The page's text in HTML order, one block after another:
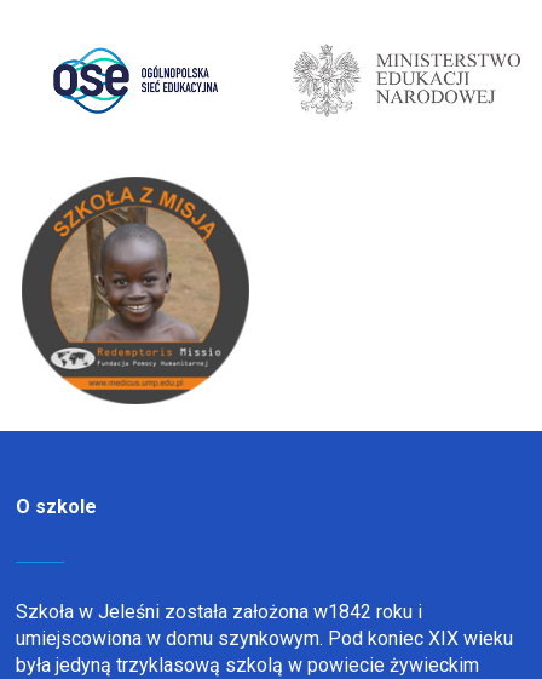
O szkole
Szkoła w Jeleśni została założona w1842 roku i
umiejscowiona w domu szynkowym. Pod koniec XIX wieku
była jedyną trzyklasową szkolą w powiecie żywieckim